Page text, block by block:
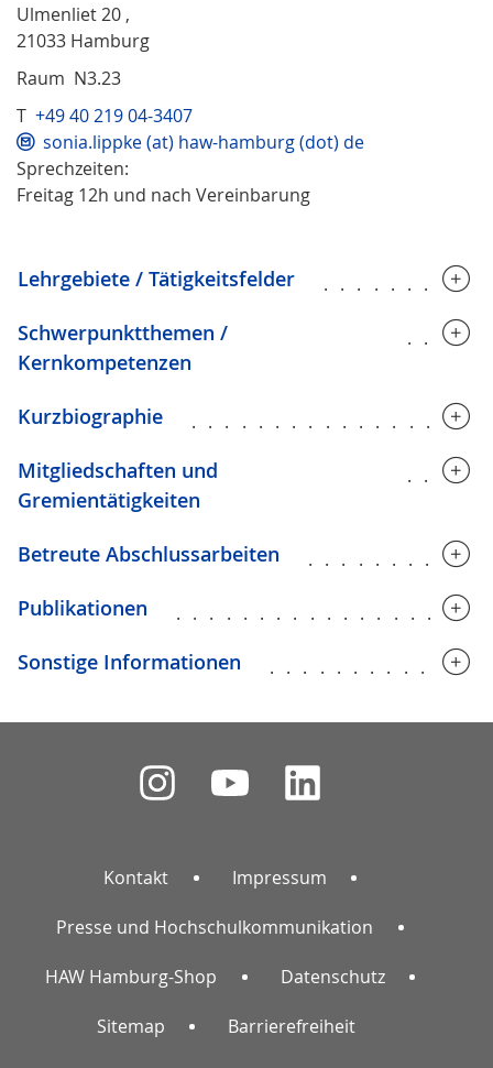
Ulmenliet 20 ,
21033 Hamburg
Raum N3.23
T +49 40 219 04-3407
sonia.lippke (at) haw-hamburg (dot) de
Sprechzeiten:
Freitag 12h und nach Vereinbarung
Lehrgebiete / Tätigkeitsfelder
Schwerpunktthemen /
Kernkompetenzen
Kurzbiographie
Mitgliedschaften und
Gremientätigkeiten
Betreute Abschlussarbeiten
Publikationen
Sonstige Informationen
Kontakt Impressum
Presse und Hochschulkommunikation
HAW Hamburg-Shop Datenschutz
Sitemap Barrierefreiheit